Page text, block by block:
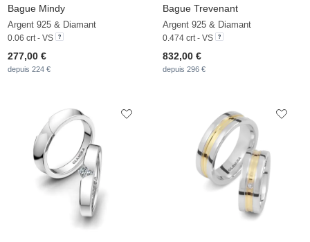
Bague Mindy
Argent 925 & Diamant
0.06 crt - VS
277,00 €
depuis 224 €
Bague Trevenant
Argent 925 & Diamant
0.474 crt - VS
832,00 €
depuis 296 €